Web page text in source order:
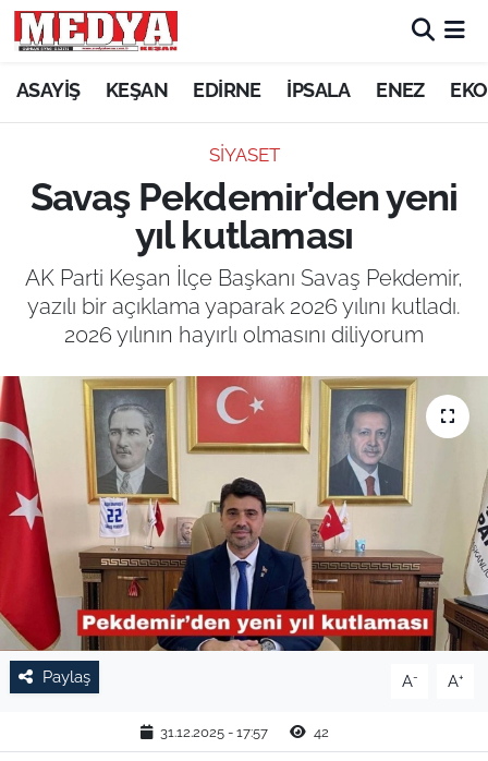
ASAYİŞ KEŞAN EDİRNE İPSALA ENEZ
SİYASET
Savaş Pekdemir’den yeni
yıl kutlaması
AK Parti Keşan İlçe Başkanı Savaş Pekdemir,
yazılı bir açıklama yaparak 2026 yılını kutladı.
2026 yılının hayırlı olmasını diliyorum
Paylaş A- A+
31.12.2025 - 17:57 42
KEŞAN
ASAYİŞ
GÜNDEM
SAĞLIK
EĞİTİM
TARIM VE HAYVANCILIK
KÜLTÜR SANAT
RESMİ İLAN
SPOR
YAŞAM